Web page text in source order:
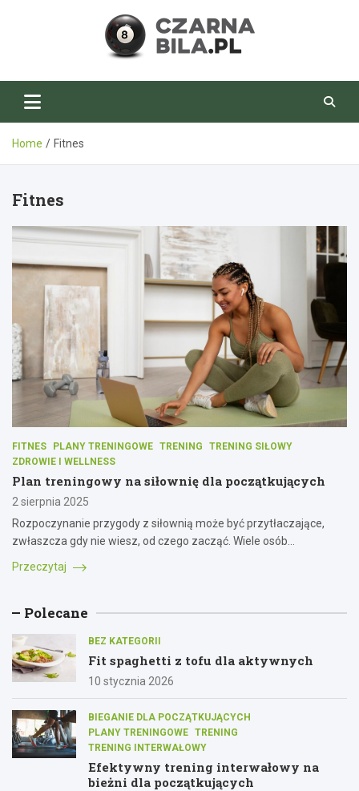
CzarnaBila.pl
Home Fitnes
Fitnes
FITNES PLANY TRENINGOWE TRENING
TRENING SIŁOWY
ZDROWIE I WELLNESS
Plan treningowy na siłownię dla początkujących
2 sierpnia 2025
Rozpoczynanie przygody z siłownią może być przytłaczające,
zwłaszcza gdy nie wiesz, od czego zacząć. Wiele osób…
Przeczytaj
Polecane
BEZ KATEGORII
Fit spaghetti z tofu dla aktywnych
10 stycznia 2026
BIEGANIE DLA POCZĄTKUJĄCYCH
PLANY TRENINGOWE TRENING
TRENING INTERWAŁOWY
Efektywny trening interwałowy na
bieżni dla początkujących